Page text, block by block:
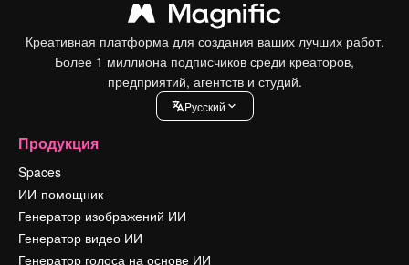
Креативная платформа для создания ваших лучших работ.
Более 1 миллиона подписчиков среди креаторов,
предприятий, агентств и студий.
Pусский
Продукция
Spaces
ИИ-помощник
Генератор изображений ИИ
Генератор видео ИИ
Генератор голоса на основе ИИ